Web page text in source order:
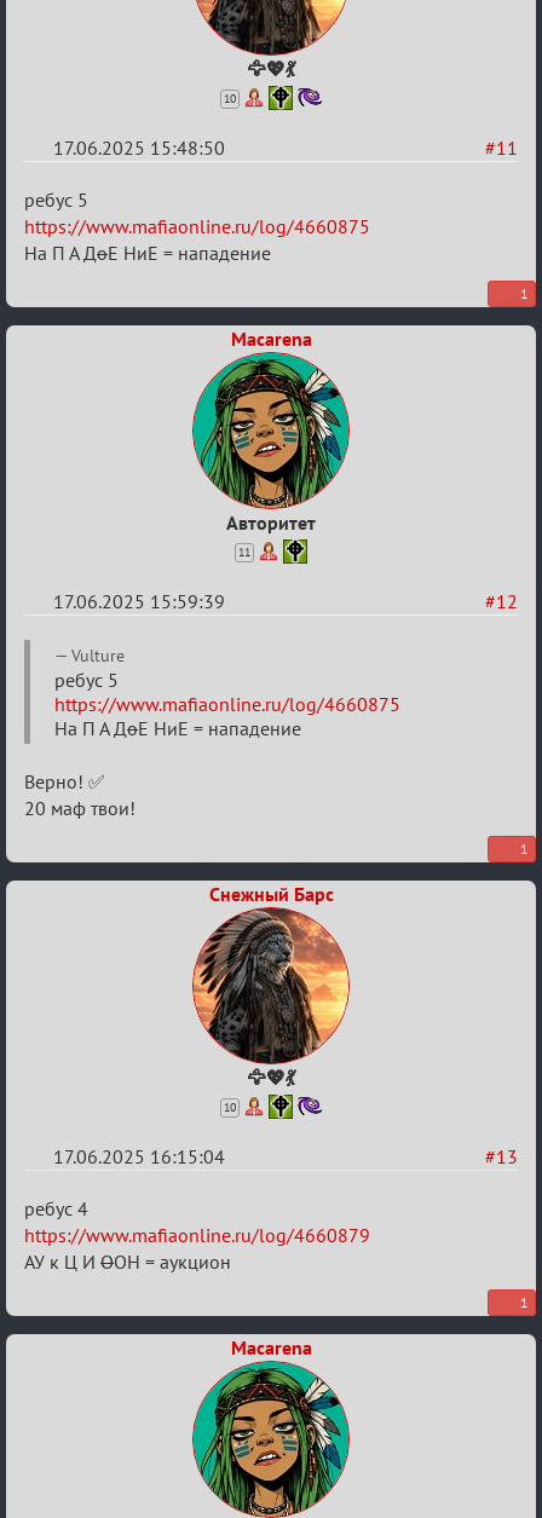
🦅💖💃
10
#11
17.06.2025 15:48:50
Re:
"Сумеречные
загадки"
Ars
ребус 5
https://www.mafiaonline.ru/log/4660875
На П А ДоЕ НиЕ = нападение
1
Macarena
Авторитет
11
#12
17.06.2025 15:59:39
Re:
"Сумеречные
загадки"
от
Ars
Goetia
Vulture
ребус 5
https://www.mafiaonline.ru/log/4660875
На П А ДоЕ НиЕ = нападение
Верно! ✅
20 маф твои!
1
Снежный Барс
🦅💖💃
10
#13
17.06.2025 16:15:04
Re:
"Сумеречные
загадки"
Ars
ребус 4
https://www.mafiaonline.ru/log/4660879
АУ к Ц И ООН = аукцион
1
Macarena